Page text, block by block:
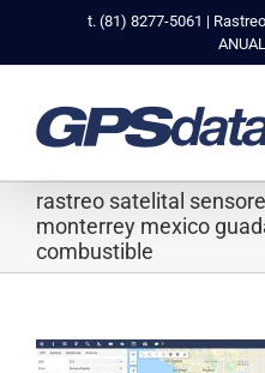
contenido
t. (81) 8277-5061 |
rastreo satelital
monterrey mexico
combustible